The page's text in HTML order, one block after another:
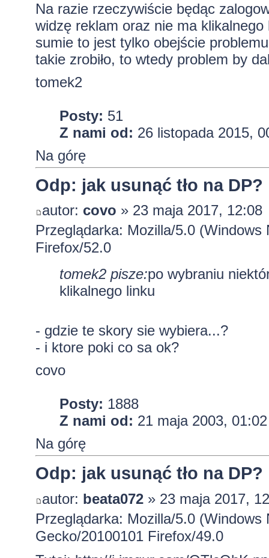
Na razie rzeczywiście będąc
widzę reklam oraz nie ma
sumie to jest tylko obejście
takie zrobiło, to wtedy problem by
tomek2
Posty: 51
Z nami od: 26 listopada 2015,
Na górę
Odp: jak usunąć tło na DP?
autor: covo » 23 maja 2017, 12:08
Przeglądarka: Mozilla/5.0
Firefox/52.0
tomek2 pisze:po wybraniu
klikalnego linku
- gdzie te skory sie wybiera...?
- i ktore poki co sa ok?
covo
Posty: 1888
Z nami od: 21 maja 2003, 01:02
Na górę
Odp: jak usunąć tło na DP?
autor: beata072» 23 maja 2017,
Przeglądarka: Mozilla/5.0
Gecko/20100101 Firefox/49.0